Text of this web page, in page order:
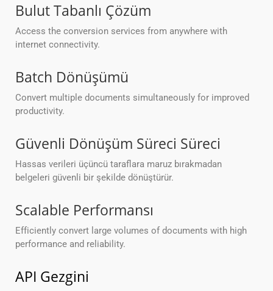
Bulut Tabanlı Çözüm
Access the conversion services from anywhere with
internet connectivity.
Batch Dönüşümü
Convert multiple documents simultaneously for improved
productivity.
Güvenli Dönüşüm Süreci Süreci
Hassas verileri üçüncü taraflara maruz bırakmadan
belgeleri güvenli bir şekilde dönüştürür.
Scalable Performansı
Efficiently convert large volumes of documents with high
performance and reliability.
API Gezgini